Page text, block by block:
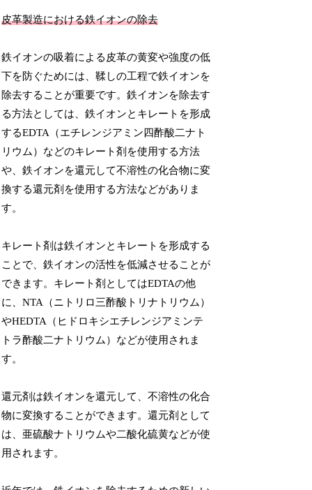
皮革製造における鉄イオンの除去
鉄イオンの吸着による皮革の黄変や強度の低
下を防ぐためには、鞣しの工程で鉄イオンを
除去することが重要です。鉄イオンを除去す
る方法としては、鉄イオンとキレートを形成
するEDTA（エチレンジアミン四酢酸二ナト
リウム）などのキレート剤を使用する方法
や、鉄イオンを還元して不溶性の化合物に変
換する還元剤を使用する方法などがありま
す。
キレート剤は鉄イオンとキレートを形成する
ことで、鉄イオンの活性を低減させることが
できます。キレート剤としてはEDTAの他
に、NTA（ニトリロ三酢酸トリナトリウム）
やHEDTA（ヒドロキシエチレンジアミンテ
トラ酢酸二ナトリウム）などが使用されま
す。
還元剤は鉄イオンを還元して、不溶性の化合
物に変換することができます。還元剤として
は、亜硫酸ナトリウムや二酸化硫黄などが使
用されます。